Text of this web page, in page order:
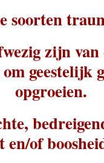
soorten
zijn van
geestelijk
opgroeien.
en/of